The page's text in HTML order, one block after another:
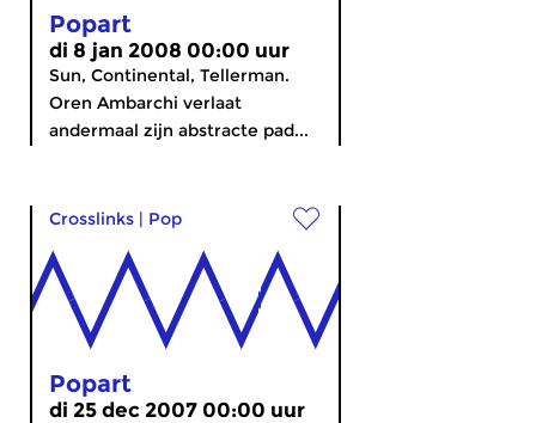
Popart
di 8 jan 2008 00:00 uur
Sun, Continental, Tellerman.
Oren Ambarchi verlaat
andermaal zijn abstracte pad...
Crosslinks | Pop
Popart
di 25 dec 2007 00:00 uur